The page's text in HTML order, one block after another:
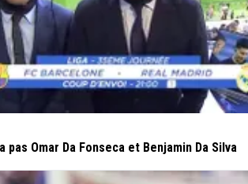
été humilié alors il a fermé sa grande gueule
12 avril 2025 à 16:55 +0
il fait le canard parce qu il a ouvert sa
pas Omar Da Fonseca et Benjamin Da Silva